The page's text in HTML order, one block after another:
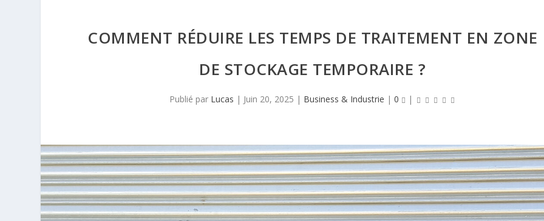
COMMENT RÉDUIRE LES TEMPS DE TRAITEMENT EN ZONE
DE STOCKAGE TEMPORAIRE ?
Publié par Lucas | Juin 20, 2025 | Business & Industrie |0 |